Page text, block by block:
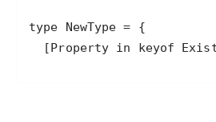
[Property in keyof